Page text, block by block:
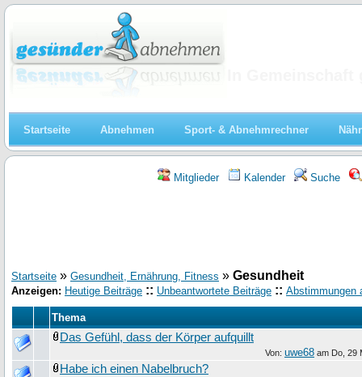
Startseite Abnehmen Sport- & Abnehmrechner
Mitglieder Kalender Suche
Startseite » Gesundheit, Ernährung, Fitness » Gesundheit
Anzeigen: Heutige Beiträge :: Unbeantwortete Beiträge :: Abstimmungen
Thema
Das Gefühl, dass der Körper aufquillt
Von: uwe68 am Do, 29
Habe ich einen Nabelbruch?